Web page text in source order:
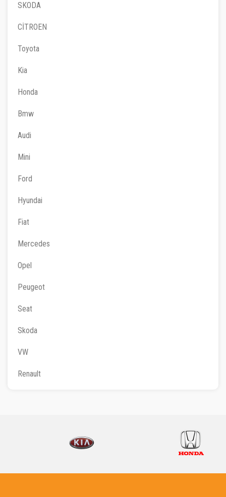
SKODA
CİTROEN
Toyota
Kia
Honda
Bmw
Audi
Mini
Ford
Hyundai
Fiat
Mercedes
Opel
Peugeot
Seat
Skoda
VW
Renault